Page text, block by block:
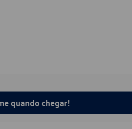
quando chegar!